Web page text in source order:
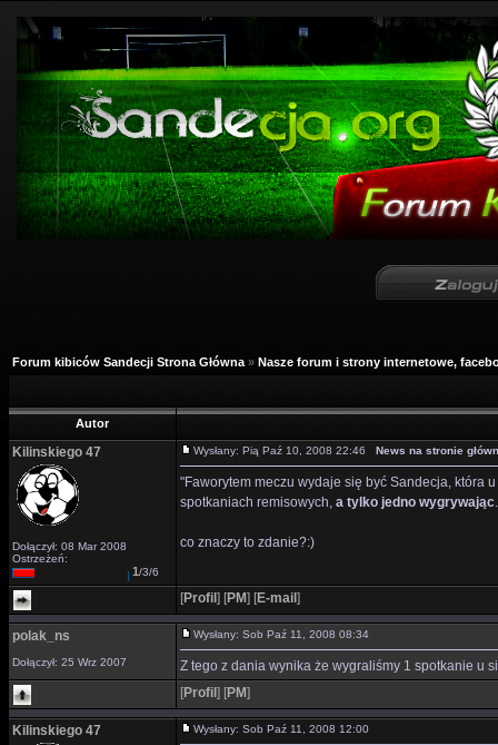
Forum kibiców Sandecji Strona Główna » Nasze forum i strony internetowe,
Autor
Kilinskiego 47
Dołączył: 08 Mar 2008
Ostrzeżeń:
1/3/6
Wysłany: Pią Paź 10, 2008 22:46 News na stronie
"Faworytem meczu wydaje się być Sandecja, która
spotkaniach remisowych, a tylko jedno wygrywając
co znaczy to zdanie?:)
[Profil ] [PM] [E-mail ]
polak_ns
Dołączył: 25 Wrz 2007
Wysłany: Sob Paź 11, 2008 08:34
Z tego z dania wynika że wygraliśmy 1 spotkanie u
[Profil ] [PM]
Kilinskiego 47 Wysłany: Sob Paź 11, 2008 12:00